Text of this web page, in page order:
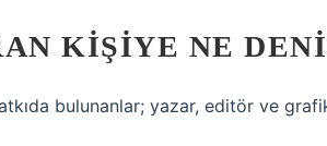
KIŞIYE NE
bulunanlar; yazar, editör ve